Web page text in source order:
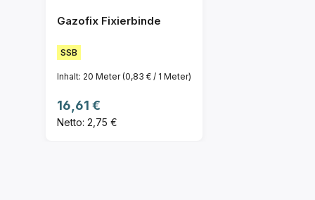
Gazofix Fixierbinde
SSB
Inhalt: 20 Meter(0,83 € / 1 Meter)
Regulärer Preis:
16,61 €
Netto: 2,75 €